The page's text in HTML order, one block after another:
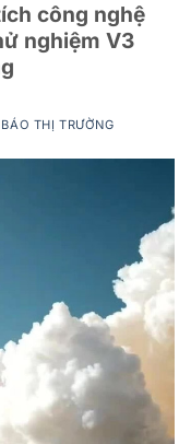
công nghệ
nghiệm V3
BÁO THỊ TRƯỜNG